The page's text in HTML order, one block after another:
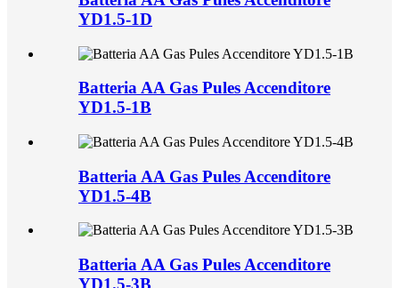
YD1.5-1D
Batteria AA Gas Pules Accenditore
YD1.5-1B
Batteria AA Gas Pules Accenditore
YD1.5-4B
Batteria AA Gas Pules Accenditore
YD1.5-3B